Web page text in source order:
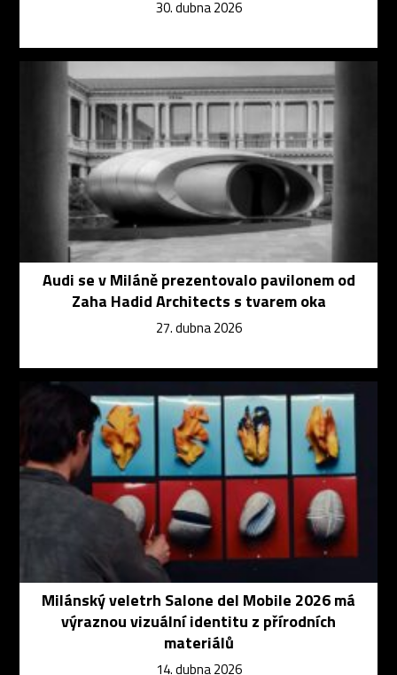
30. dubna 2026
Audi se v Miláně prezentovalo pavilonem od
Zaha Hadid Architects s tvarem oka
27. dubna 2026
Milánský veletrh Salone del Mobile 2026 má
výraznou vizuální identitu z přírodních
materiálů
14. dubna 2026